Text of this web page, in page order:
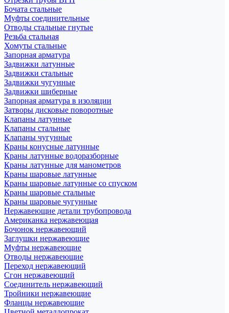
Бочата стальные
Муфты соединительные
Отводы стальные гнутые
Резьба стальная
Хомуты стальные
Запорная арматура
Задвижки латунные
Задвижки стальные
Задвижки чугунные
Задвижки шиберные
Запорная арматура в изоляции
Затворы дисковые поворотные
Клапаны латунные
Клапаны стальные
Клапаны чугунные
Краны конусные латунные
Краны латунные водоразборные
Краны латунные для манометров
Краны шаровые латунные
Краны шаровые латунные со спуском
Краны шаровые стальные
Краны шаровые чугунные
Нержавеющие детали трубопровода
Американка нержавеющая
Бочонок нержавеющий
Заглушки нержавеющие
Муфты нержавеющие
Отводы нержавеющие
Переход нержавеющий
Сгон нержавеющий
Соединитель нержавеющий
Тройники нержавеющие
Фланцы нержавеющие